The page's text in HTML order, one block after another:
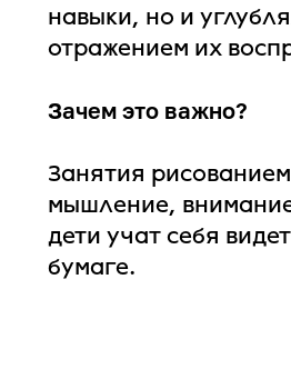
навыки, но и
отражением их
Зачем это важно?
Занятия
мышление, внимание
дети учат себя
бумаге.